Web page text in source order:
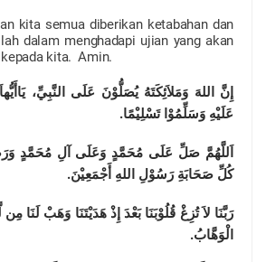
kita semua diberikan ketabahan dan
dalam menghadapi ujian yang akan
kita. Amin.
إِنَّ اللهَ وَمَلاَئِكَتَهُ يُصَلُّوْنَ عَلَى النَّبِيِّ،
عَلَيْهِ وَسَلِّمُوْا تَسْلِيْمًا.
اَللَّهُمَّ صَلِّ عَلَى مُحَمَّدٍ وَعَلَى آلِ مُحَمَّدٍ
كُلِّ صَحَابَةِ رَسُوْلِ اللهِ أَجْمَعِيْنَ.
رَبَّنَا لاَ تُزِغْ قُلُوْبَنَا بَعْدَ إِذْ هَدَيْتَنَا وَهَبْ لَنَا
الْوَهَّابُ.